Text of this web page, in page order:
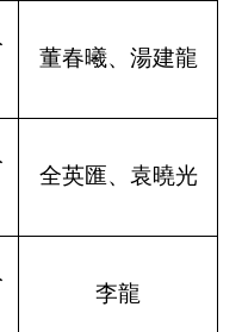
董春曦、湯建龍
全英匯、袁曉光
李龍